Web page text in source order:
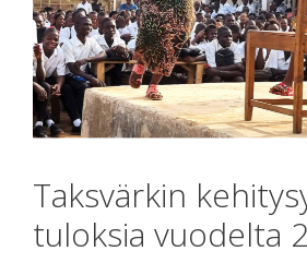
Taksvärkin
tuloksia vuodelta